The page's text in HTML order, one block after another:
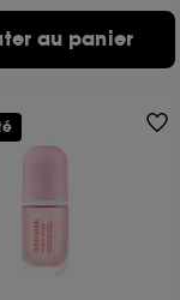
au panier